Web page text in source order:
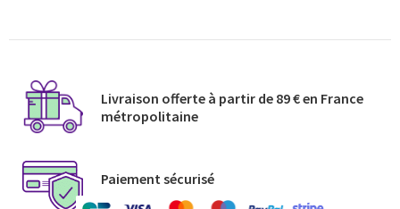
Livraison offerte à partir de 89 € en France
métropolitaine​
Paiement sécurisé